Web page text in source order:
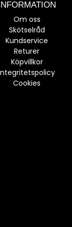
INFORMATION
Om oss
Skötselråd
Kundservice
Returer
Köpvillkor
Cookies